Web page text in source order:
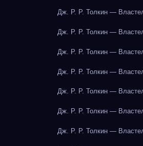
Дж. Р. Р. Толкин —
Дж. Р. Р. Толкин —
Дж. Р. Р. Толкин —
Дж. Р. Р. Толкин —
Дж. Р. Р. Толкин —
Дж. Р. Р. Толкин —
Дж. Р. Р. Толкин —